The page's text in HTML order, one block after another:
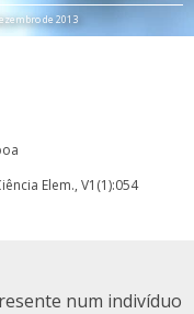
de 2013
Elem., V1(1):054
num indivíduo